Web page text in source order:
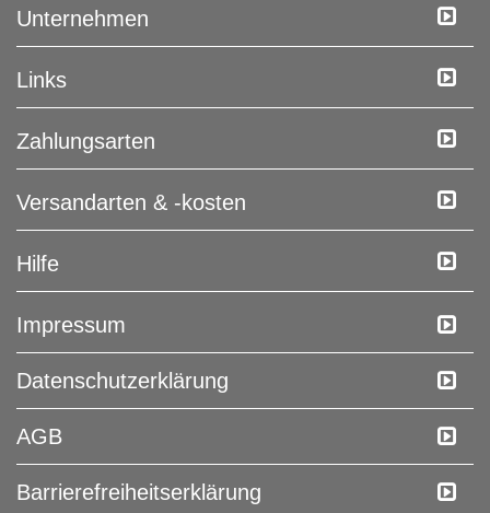
Unternehmen
Links
Zahlungsarten
Versandarten & -kosten
Hilfe
Impressum
Daten­schutz­erklärung
AGB
Barrierefreiheitserklärung